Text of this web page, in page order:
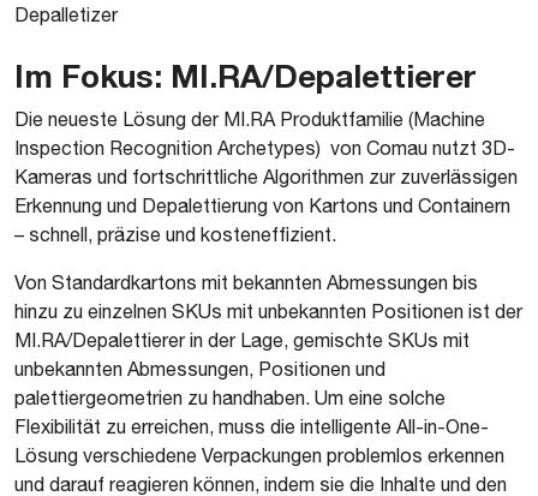
Depalletizer
Im Fokus: MI.RA/Depalettierer
Die neueste Lösung der MI.RA Produktfamilie (Machine
Inspection Recognition Archetypes) von Comau nutzt 3D-
Kameras und fortschrittliche Algorithmen zur zuverlässigen
Erkennung und Depalettierung von Kartons und Containern
– schnell, präzise und kosteneffizient.
Von Standardkartons mit bekannten Abmessungen bis
hinzu zu einzelnen SKUs mit unbekannten Positionen ist der
MI.RA/Depalettierer in der Lage, gemischte SKUs mit
unbekannten Abmessungen, Positionen und
palettiergeometrien zu handhaben. Um eine solche
Flexibilität zu erreichen, muss die intelligente All-in-One-
Lösung verschiedene Verpackungen problemlos erkennen
und darauf reagieren können, indem sie die Inhalte und den